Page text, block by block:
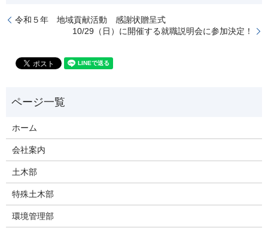
令和５年 地域貢献活動 感謝状贈呈式
10/29（日）に開催する就職説明会に参加決定！
ホーム
会社案内
土木部
特殊土木部
環境管理部